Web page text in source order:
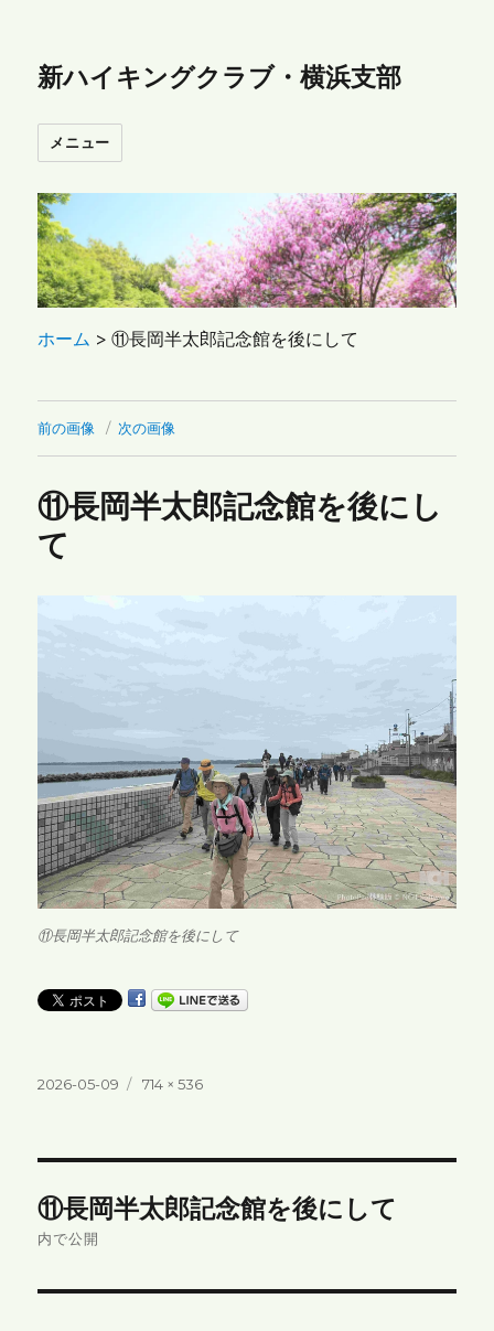
新ハイキングクラブ・横浜支部
メニュー
ホーム >⑪長岡半太郎記念館を後にして
前の画像 次の画像
⑪長岡半太郎記念館を後にし
て
⑪長岡半太郎記念館を後にして
投
2026-05-09
フ
714 × 536
稿
⑪長岡半太郎記念館を後にして
内で公開